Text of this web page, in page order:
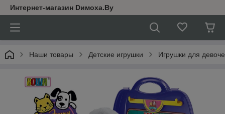
Интернет-магазин Dимoхa.By
Наши товары Детские игрушки Игрушки для